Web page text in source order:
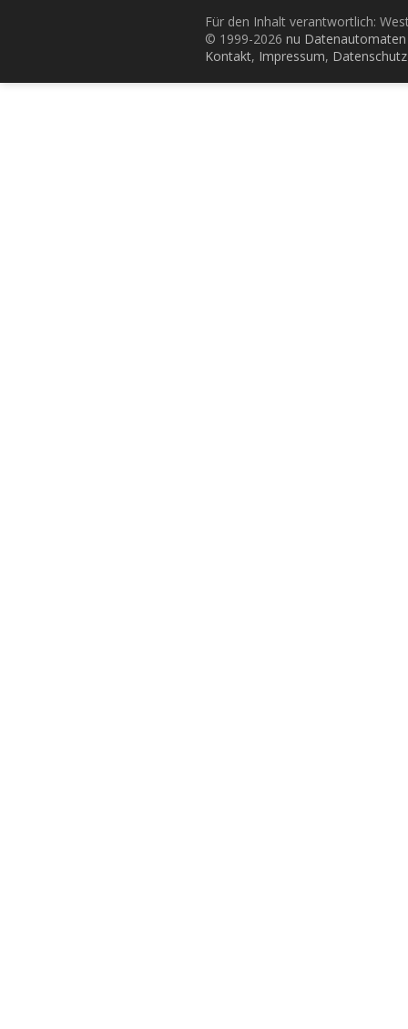
Für den Inhalt verantwortlich:
© 1999-2026 nu
Kontakt, Impressum, Datenschutz